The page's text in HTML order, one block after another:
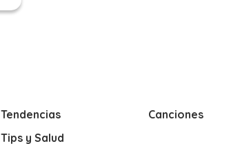
Tendencias
Tips y Salud
Canciones